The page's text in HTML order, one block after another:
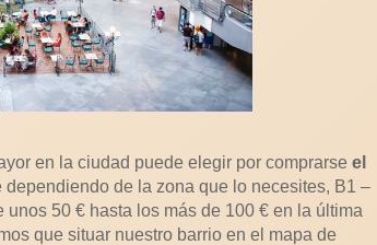
en la ciudad puede elegir por comprarse el
dependiendo de la zona que lo necesites, B1 –
50 € hasta los más de 100 € en la última
que situar nuestro barrio en el mapa de